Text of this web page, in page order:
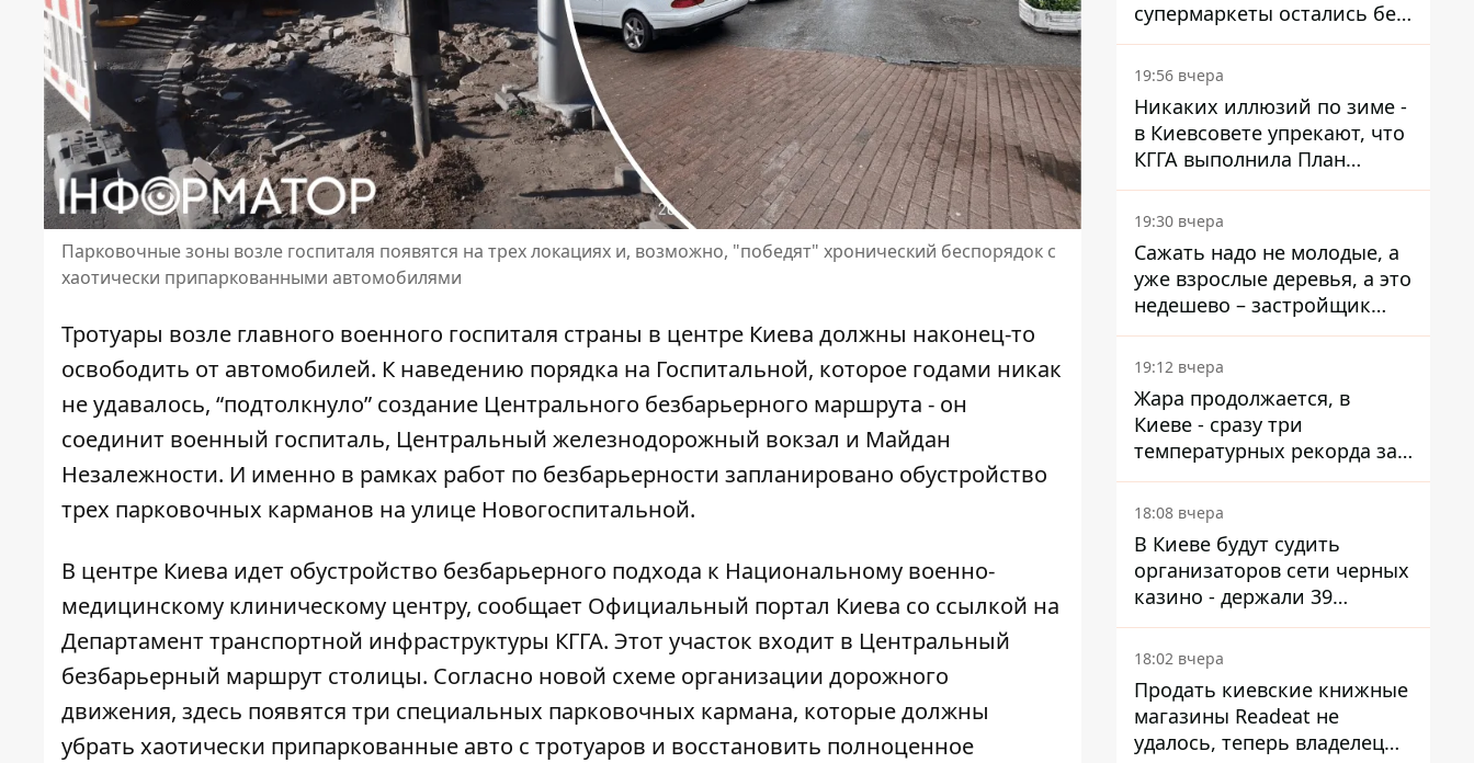
Парковочные зоны возле госпиталя появятся на трех локациях и, возможно, "победят" хронический беспорядок с
хаотически припаркованными автомобилями
Тротуары возле главного военного госпиталя страны в центре Киева должны наконец-то
освободить от автомобилей. К наведению порядка на Госпитальной, которое годами никак
не удавалось, “подтолкнуло” создание Центрального безбарьерного маршрута - он
соединит военный госпиталь, Центральный железнодорожный вокзал и Майдан
Незалежности. И именно в рамках работ по безбарьерности запланировано обустройство
трех парковочных карманов на улице Новогоспитальной.
В центре Киева идет обустройство безбарьерного подхода к Национальному военно-
медицинскому клиническому центру, сообщает Официальный портал Киева со ссылкой на
Департамент транспортной инфраструктуры КГГА. Этот участок входит в Центральный
безбарьерный маршрут столицы. Согласно новой схеме организации дорожного
движения, здесь появятся три специальных парковочных кармана, которые должны
убрать хаотически припаркованные авто с тротуаров и восстановить полноценное
супермаркеты остались без
ассортимента
19:56 вчера
Никаких иллюзий по зиме -
в Киевсовете упрекают, что
КГГА выполнила План
устойчивости на 20%
19:30 вчера
Сажать надо не молодые, а
уже взрослые деревья, а это
недешево – застройщик
Никонов
19:12 вчера
Жара продолжается, в
Киеве - сразу три
температурных рекорда за
день
18:08 вчера
В Киеве будут судить
организаторов сети черных
казино - держали 39
заведений
18:02 вчера
Продать киевские книжные
магазины Readeat не
удалось, теперь владелец